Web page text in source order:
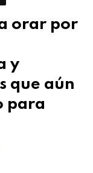
orar por
y
que aún
para